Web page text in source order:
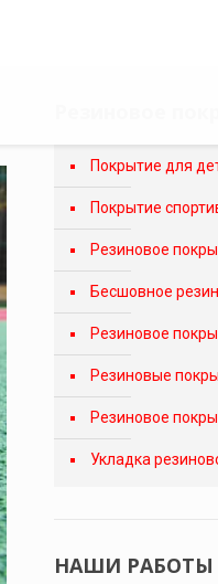
Покрытие для
Покрытие
Резиновое
Бесшовное
Резиновое
Резиновые
Резиновое
Укладка
НАШИ РАБОТЫ